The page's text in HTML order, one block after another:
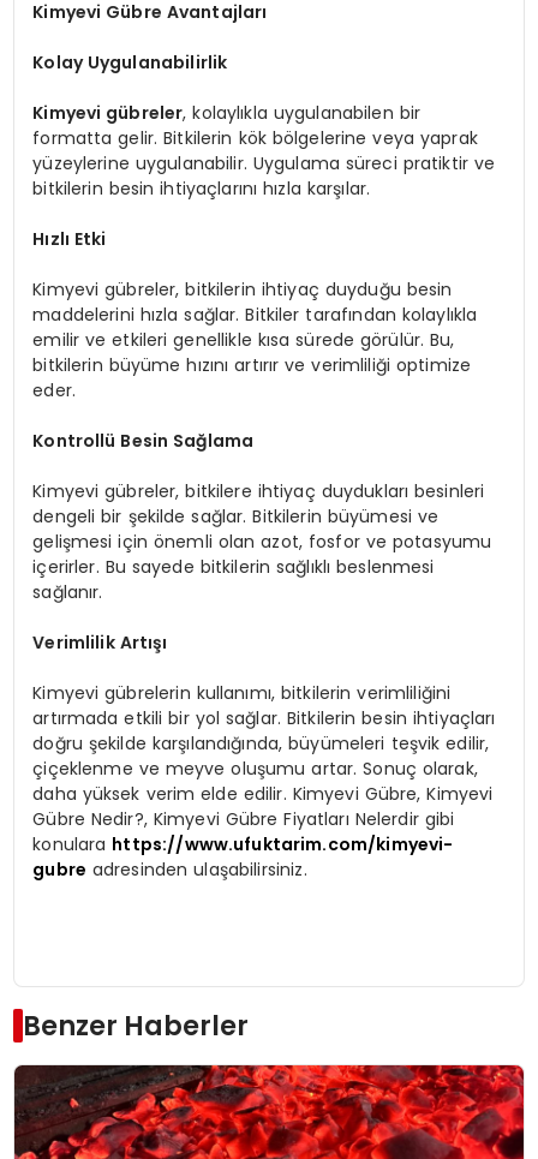
Kimyevi Gübre Avantajları
Kolay Uygulanabilirlik
Kimyevi gübreler, kolaylıkla uygulanabilen bir
formatta gelir. Bitkilerin kök bölgelerine veya yaprak
yüzeylerine uygulanabilir. Uygulama süreci pratiktir ve
bitkilerin besin ihtiyaçlarını hızla karşılar.
Hızlı Etki
Kimyevi gübreler, bitkilerin ihtiyaç duyduğu besin
maddelerini hızla sağlar. Bitkiler tarafından kolaylıkla
emilir ve etkileri genellikle kısa sürede görülür. Bu,
bitkilerin büyüme hızını artırır ve verimliliği optimize
eder.
Kontrollü Besin Sağlama
Kimyevi gübreler, bitkilere ihtiyaç duydukları besinleri
dengeli bir şekilde sağlar. Bitkilerin büyümesi ve
gelişmesi için önemli olan azot, fosfor ve potasyumu
içerirler. Bu sayede bitkilerin sağlıklı beslenmesi
sağlanır.
Verimlilik Artışı
Kimyevi gübrelerin kullanımı, bitkilerin verimliliğini
artırmada etkili bir yol sağlar. Bitkilerin besin ihtiyaçları
doğru şekilde karşılandığında, büyümeleri teşvik edilir,
çiçeklenme ve meyve oluşumu artar. Sonuç olarak,
daha yüksek verim elde edilir. Kimyevi Gübre, Kimyevi
Gübre Nedir?, Kimyevi Gübre Fiyatları Nelerdir gibi
konulara https://www.ufuktarim.com/kimyevi-
gubre adresinden ulaşabilirsiniz.
Benzer Haberler